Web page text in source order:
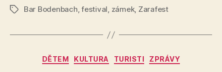
ŠtítkyBar Bodenbach,festival, zámek, Zarafest
Rubriky
DĚTEM KULTURA TURISTI ZPRÁVY